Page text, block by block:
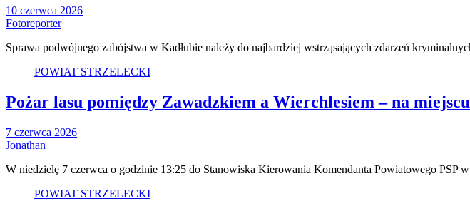
10 czerwca 2026
Fotoreporter
Sprawa podwójnego zabójstwa w Kadłubie należy do najbardziej wstrząsających zdarzeń
POWIAT STRZELECKI
Pożar lasu pomiędzy Zawadzkiem a Wierchlesiem – na
7 czerwca 2026
Jonathan
W niedzielę 7 czerwca o godzinie 13:25 do Stanowiska Kierowania Komendanta Powiatowego PSP
POWIAT STRZELECKI